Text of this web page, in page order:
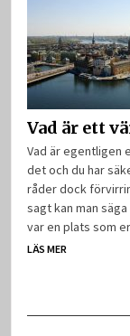
Vad är ett
Vad är egentligen
det och du har
råder dock
sagt kan man
var en plats som
LÄS MER